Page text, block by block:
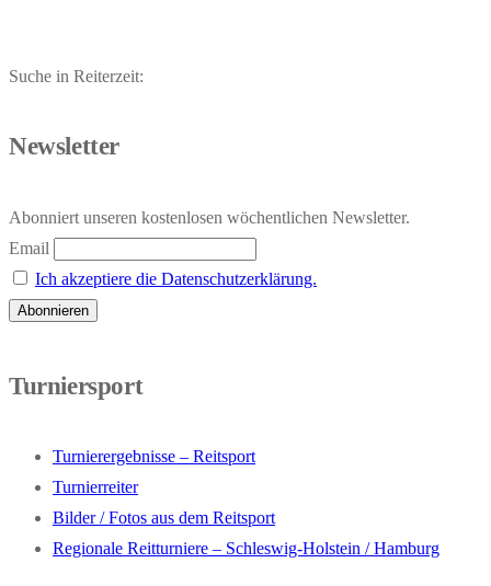
Suche in Reiterzeit:
Newsletter
Abonniert unseren kostenlosen wöchentlichen Newsletter.
Email
Ich akzeptiere die Datenschutzerklärung.
Turniersport
Turnierergebnisse – Reitsport
Turnierreiter
Bilder / Fotos aus dem Reitsport
Regionale Reitturniere – Schleswig-Holstein / Hamburg